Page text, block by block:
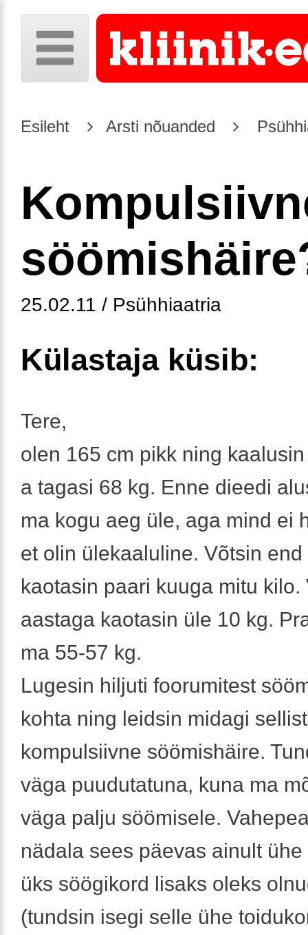
Esileht Arsti nõuanded
25.02.11 / Psühhiaatria
Külastaja küsib:
Tere,
olen 165 cm pikk ning
a tagasi 68 kg. Enne dieedi
ma kogu aeg üle, aga mind ei
et olin ülekaaluline. Võtsin
kaotasin paari kuuga mitu kilo.
aastaga kaotasin üle 10 kg.
ma 55-57 kg.
Lugesin hiljuti foorumitest
kohta ning leidsin midagi
kompulsiivne söömishäire.
väga puudutatuna, kuna ma
väga palju söömisele.
nädala sees päevas ainult
üks söögikord lisaks oleks
(tundsin isegi selle ühe